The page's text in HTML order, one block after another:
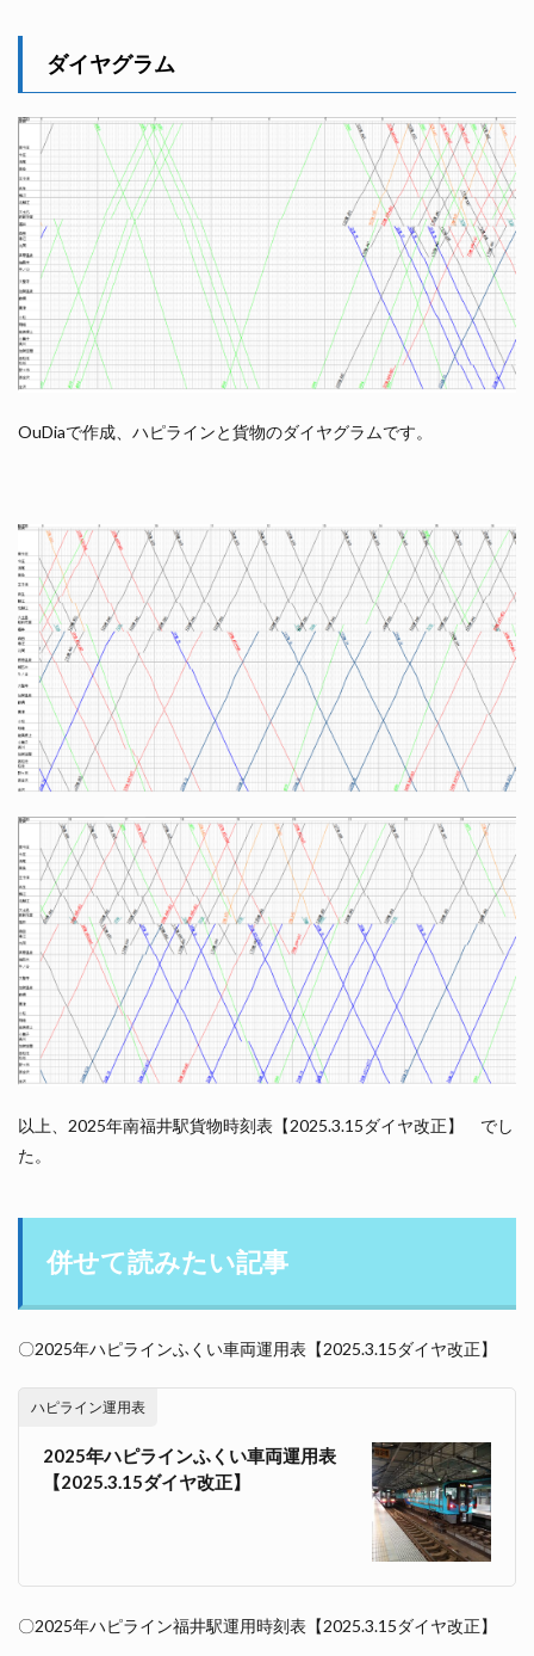
ダイヤグラム
OuDiaで作成、ハピラインと貨物のダイヤグラムです。
以上、2025年南福井駅貨物時刻表【2025.3.15ダイヤ改正】 でし
た。
併せて読みたい記事
〇2025年ハピラインふくい車両運用表【2025.3.15ダイヤ改正】
ハピライン運用表
2025年ハピラインふくい車両運用表
【2025.3.15ダイヤ改正】
〇2025年ハピライン福井駅運用時刻表【2025.3.15ダイヤ改正】